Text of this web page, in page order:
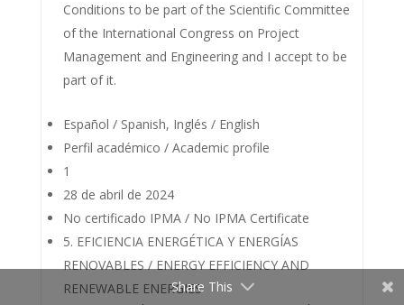
Conditions to be part of the Scientific Committee
of the International Congress on Project
Management and Engineering and I accept to be
part of it.
Español / Spanish, Inglés / English
Perfil académico / Academic profile
1
28 de abril de 2024
No certificado IPMA / No IPMA Certificate
5. EFICIENCIA ENERGÉTICA Y ENERGÍAS
RENOVABLES / ENERGY EFFICIENCY AND
RENEWABLE ENERGIESShare This